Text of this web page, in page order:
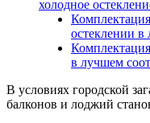
холодное
остеклении в
в лучшем
В условиях городской
балконов и лоджий